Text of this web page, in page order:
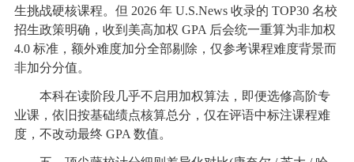
生挑战硬核课程。但 2026 年 U.S.News 收录的 TOP30 名校
招生政策明确，收到美高加权 GPA 后会统一重算为非加权
4.0 标准，额外难度加分全部剔除，仅参考课程难度背景而
非加分分值。
本科在读阶段几乎不启用加权算法，即便选修高阶专
业课，依旧按基础绩点核算总分，仅在评语中标注课程难
度，不改动最终 GPA 数值。